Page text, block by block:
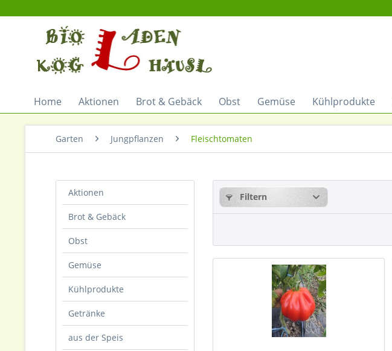
Home Aktionen Brot & Gebäck Obst Gemüse Kühlprodukte
Garten Jungpflanzen Fleischtomaten
Aktionen
Brot & Gebäck
Obst
Gemüse
Kühlprodukte
Getränke
aus der Speis
Filtern